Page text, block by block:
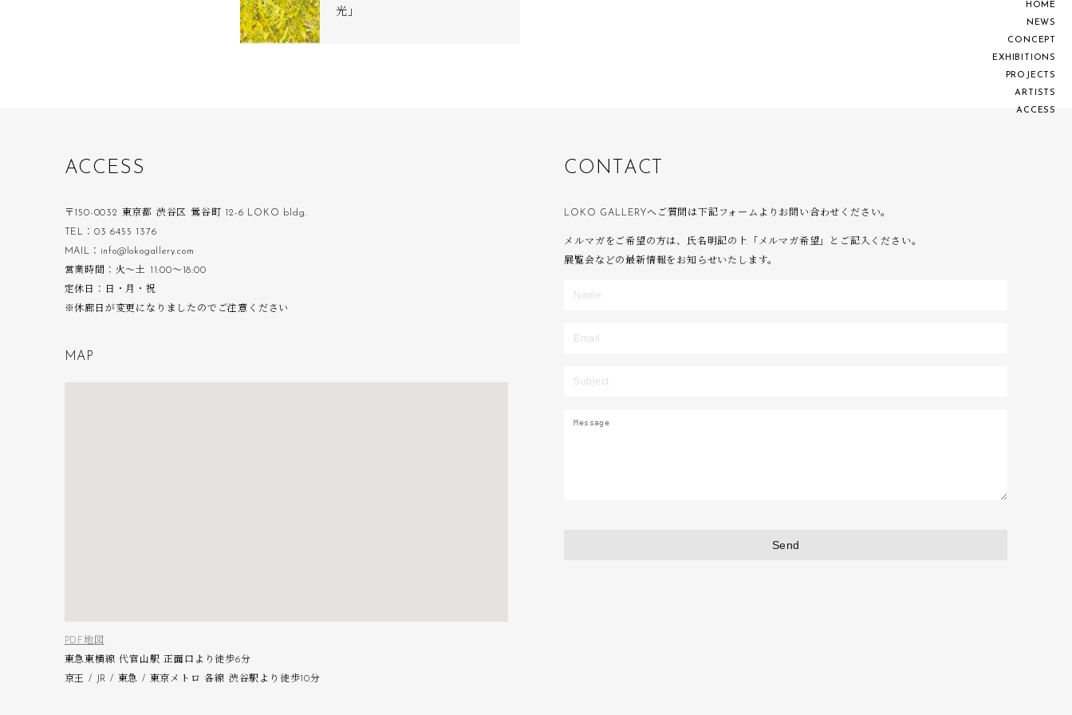
H O M E
N EWS
C O N C EP
EX H B O NS
PRO J EC TS
A R S TS
AC C ESS
光」
ACC ES S
〒150-0032 東京都 渋谷区 鶯谷町 12-6 LOKO bldg.
TEL：03 6455 1376
MAIL：info@lokogallery.com
営業時間：火〜土 11:00〜18:00
定休日：日・月・祝
※休廊日が変更になりましたのでご注意ください
M A P
PDF地図
東急東横線 代官山駅 正面口より徒歩6分
京王 / JR / 東急 / 東京メトロ 各線 渋谷駅より徒歩10分
CO N T AC T
LOKO GALLERYへご質問は下記フォームよりお問い合わせください。
メルマガをご希望の方は、氏名明記の上「メルマガ希望」とご記入ください。
展覧会などの最新情報をお知らせいたします。